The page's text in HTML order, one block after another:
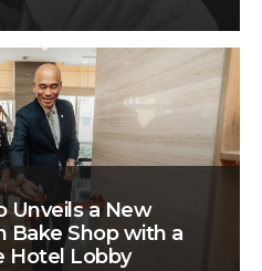
Unveils a New
Bake Shop with a
Hotel Lobby